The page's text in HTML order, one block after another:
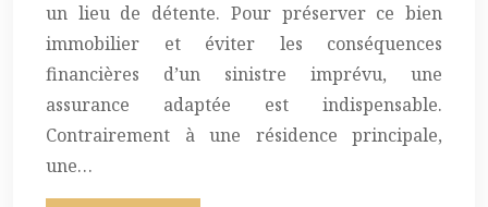
un lieu de détente. Pour préserver ce bien
immobilier et éviter les conséquences
financières d’un sinistre imprévu, une
assurance adaptée est indispensable.
Contrairement à une résidence principale,
une…